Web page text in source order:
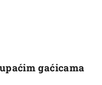
gaćicama